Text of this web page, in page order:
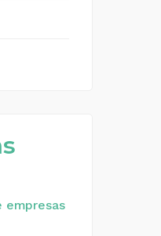
empresas